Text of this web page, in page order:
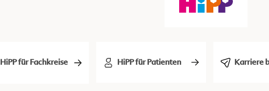
HiPP für Fachkreise HiPP für Patienten Karriere